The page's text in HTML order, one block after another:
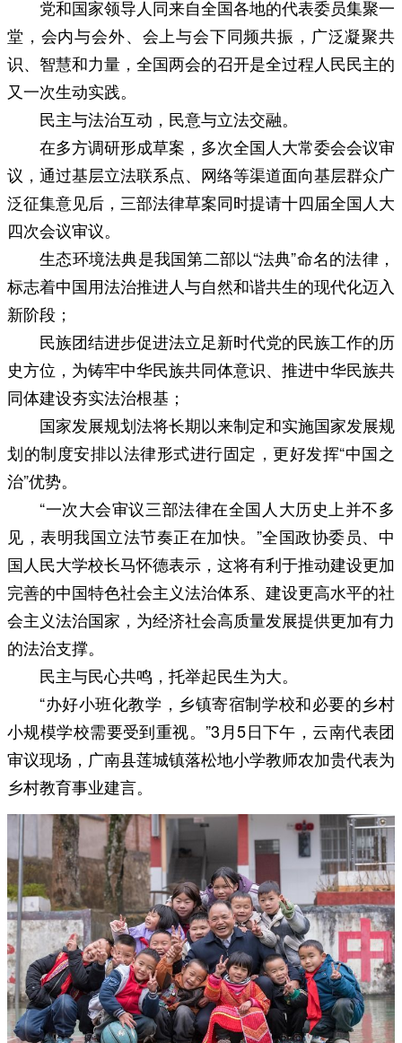
党和国家领导人同来自全国各地的代表委员集聚一
堂，会内与会外、会上与会下同频共振，广泛凝聚共
识、智慧和力量，全国两会的召开是全过程人民民主的
又一次生动实践。
民主与法治互动，民意与立法交融。
在多方调研形成草案，多次全国人大常委会会议审
议，通过基层立法联系点、网络等渠道面向基层群众广
泛征集意见后，三部法律草案同时提请十四届全国人大
四次会议审议。
生态环境法典是我国第二部以“法典”命名的法律，
标志着中国用法治推进人与自然和谐共生的现代化迈入
新阶段；
民族团结进步促进法立足新时代党的民族工作的历
史方位，为铸牢中华民族共同体意识、推进中华民族共
同体建设夯实法治根基；
国家发展规划法将长期以来制定和实施国家发展规
划的制度安排以法律形式进行固定，更好发挥“中国之
治”优势。
“一次大会审议三部法律在全国人大历史上并不多
见，表明我国立法节奏正在加快。”全国政协委员、中
国人民大学校长马怀德表示，这将有利于推动建设更加
完善的中国特色社会主义法治体系、建设更高水平的社
会主义法治国家，为经济社会高质量发展提供更加有力
的法治支撑。
民主与民心共鸣，托举起民生为大。
“办好小班化教学，乡镇寄宿制学校和必要的乡村
小规模学校需要受到重视。”3月5日下午，云南代表团
审议现场，广南县莲城镇落松地小学教师农加贵代表为
乡村教育事业建言。